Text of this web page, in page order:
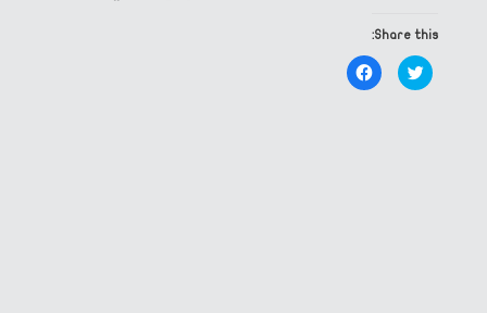
Share this:
Click
to
share
Click
to